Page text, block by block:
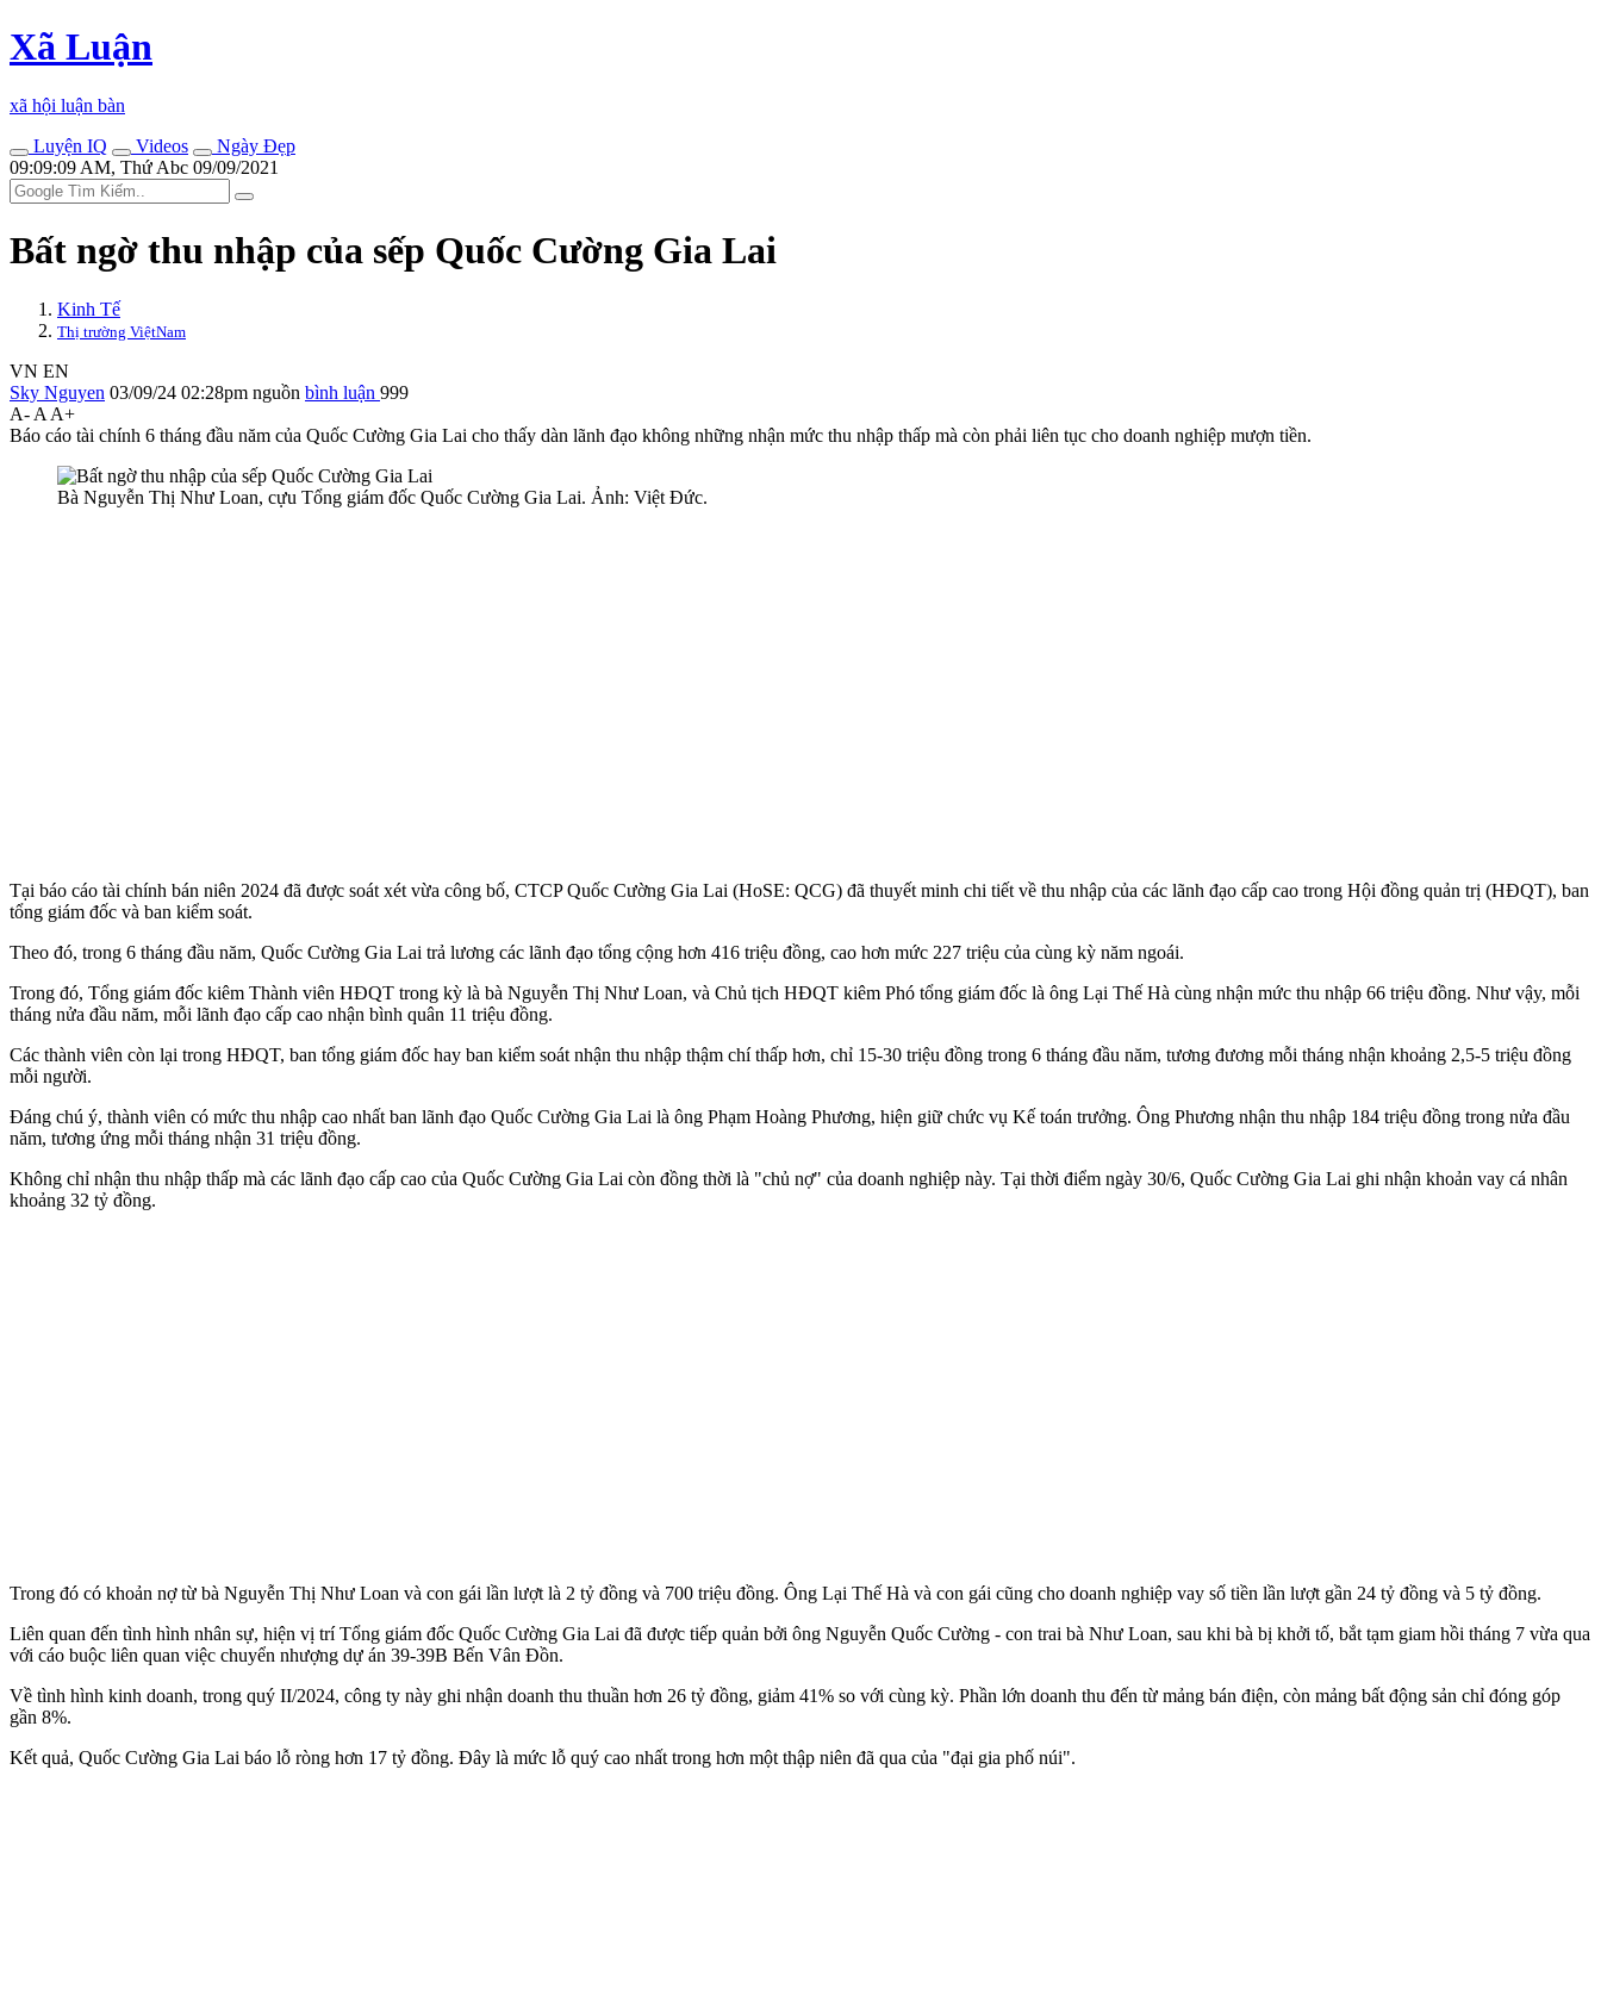
Xã Luận
xã hội luận bàn
Luyện IQ
Videos
Ngày Đẹp
09:09:09 AM, Thứ Abc 09/09/2021
Bất ngờ thu nhập của sếp Quốc Cường Gia Lai
Kinh Tế
Thị trường ViệtNam
VN EN
Sky Nguyen 03/09/24 02:28pm nguồn bình luận 999
A- A A+
Báo cáo tài chính 6 tháng đầu năm của Quốc Cường Gia Lai cho thấy dàn lãnh đạo không những nhận mức thu nhập thấp mà còn phải liên tục cho doanh nghiệp mượn tiền.
Bà Nguyễn Thị Như Loan, cựu Tổng giám đốc Quốc Cường Gia Lai. Ảnh: Việt Đức.
Tại báo cáo tài chính bán niên 2024 đã được soát xét vừa công bố, CTCP Quốc Cường Gia Lai (HoSE: QCG) đã thuyết minh chi tiết về thu nhập của các lãnh đạo cấp cao trong Hội đồng quản trị (HĐQT), ban
tổng giám đốc và ban kiểm soát.
Theo đó, trong 6 tháng đầu năm, Quốc Cường Gia Lai trả lương các lãnh đạo tổng cộng hơn 416 triệu đồng, cao hơn mức 227 triệu của cùng kỳ năm ngoái.
Trong đó, Tổng giám đốc kiêm Thành viên HĐQT trong kỳ là bà Nguyễn Thị Như Loan, và Chủ tịch HĐQT kiêm Phó tổng giám đốc là ông Lại Thế Hà cùng nhận mức thu nhập 66 triệu đồng. Như vậy, mỗi
tháng nửa đầu năm, mỗi lãnh đạo cấp cao nhận bình quân 11 triệu đồng.
Các thành viên còn lại trong HĐQT, ban tổng giám đốc hay ban kiểm soát nhận thu nhập thậm chí thấp hơn, chỉ 15-30 triệu đồng trong 6 tháng đầu năm, tương đương mỗi tháng nhận khoảng 2,5-5 triệu đồng
mỗi người.
Đáng chú ý, thành viên có mức thu nhập cao nhất ban lãnh đạo Quốc Cường Gia Lai là ông Phạm Hoàng Phương, hiện giữ chức vụ Kế toán trưởng. Ông Phương nhận thu nhập 184 triệu đồng trong nửa đầu
năm, tương ứng mỗi tháng nhận 31 triệu đồng.
Không chỉ nhận thu nhập thấp mà các lãnh đạo cấp cao của Quốc Cường Gia Lai còn đồng thời là "chủ nợ" của doanh nghiệp này. Tại thời điểm ngày 30/6, Quốc Cường Gia Lai ghi nhận khoản vay cá nhân
khoảng 32 tỷ đồng.
Trong đó có khoản nợ từ bà Nguyễn Thị Như Loan và con gái lần lượt là 2 tỷ đồng và 700 triệu đồng. Ông Lại Thế Hà và con gái cũng cho doanh nghiệp vay số tiền lần lượt gần 24 tỷ đồng và 5 tỷ đồng.
Liên quan đến tình hình nhân sự, hiện vị trí Tổng giám đốc Quốc Cường Gia Lai đã được tiếp quản bởi ông Nguyễn Quốc Cường - con trai bà Như Loan, sau khi bà bị khởi tố, bắt tạm giam hồi tháng 7 vừa qua
với cáo buộc liên quan việc chuyển nhượng dự án 39-39B Bến Vân Đồn.
Về tình hình kinh doanh, trong quý II/2024, công ty này ghi nhận doanh thu thuần hơn 26 tỷ đồng, giảm 41% so với cùng kỳ. Phần lớn doanh thu đến từ mảng bán điện, còn mảng bất động sản chỉ đóng góp
gần 8%.
Kết quả, Quốc Cường Gia Lai báo lỗ ròng hơn 17 tỷ đồng. Đây là mức lỗ quý cao nhất trong hơn một thập niên đã qua của "đại gia phố núi".